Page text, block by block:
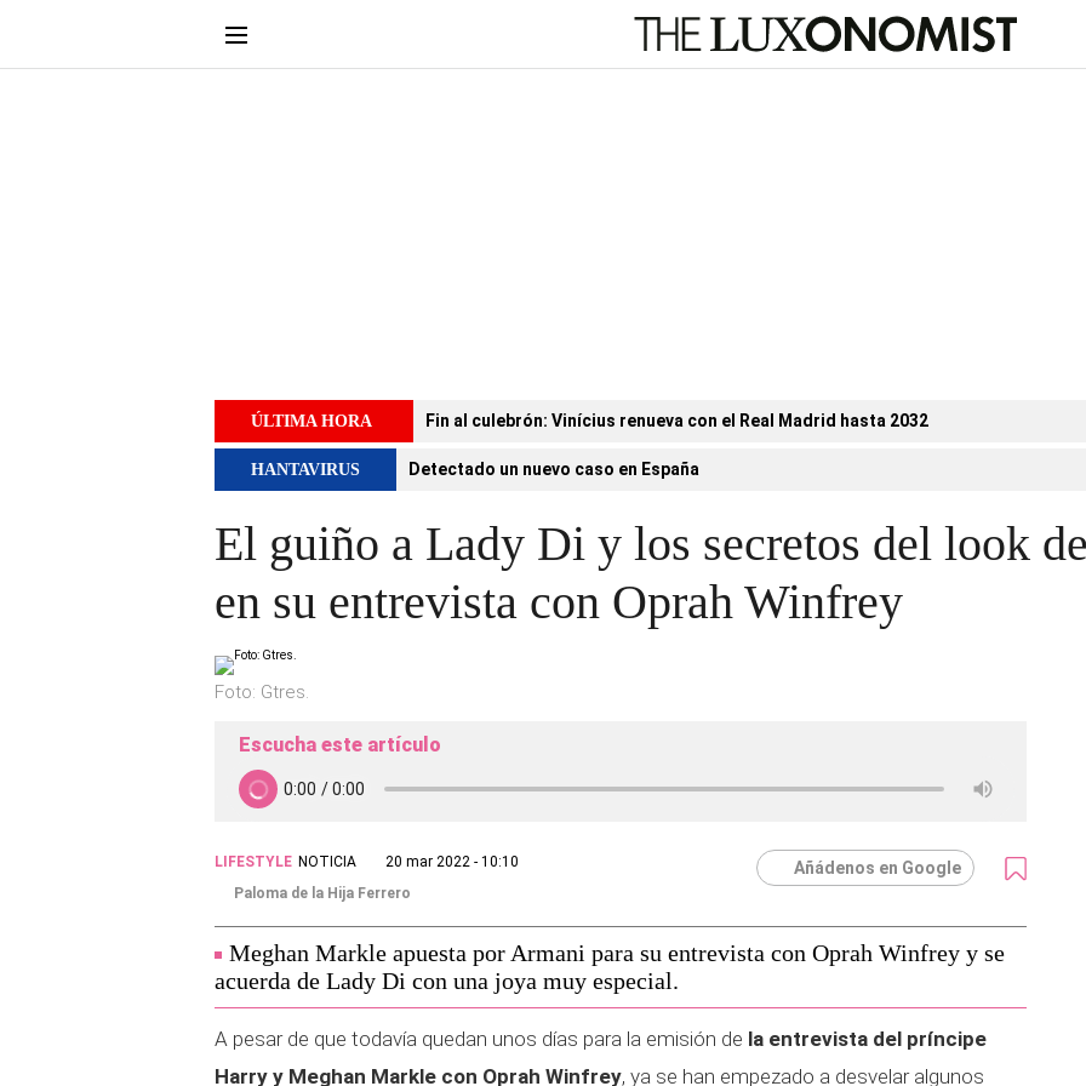
ÚLTIMA HORA Fin al culebrón: Vinícius renueva con el Real Madrid hasta 2032
HANTAVIRUS Detectado un nuevo caso en España
El guiño a Lady Di y los secretos del look
en su entrevista con Oprah Winfrey
Foto: Gtres.
Escucha este artículo
LIFESTYLE NOTICIA
20 mar 2022 - 10:10
Paloma de la Hija Ferrero
Añádenos en Google
Meghan Markle apuesta por Armani para su entrevista con Oprah Winfrey y se
acuerda de Lady Di con una joya muy especial.
A pesar de que todavía quedan unos días para la emisión de la entrevista del príncipe
Harry y Meghan Markle con Oprah Winfrey, ya se han empezado a desvelar algunos